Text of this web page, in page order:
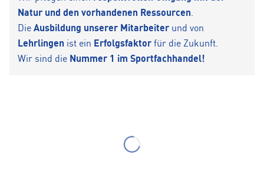
Natur und den vorhandenen Ressourcen.
Die Ausbildung unserer Mitarbeiter und von
Lehrlingen ist ein Erfolgsfaktor für die Zukunft.
Wir sind die Nummer 1 im Sportfachhandel!